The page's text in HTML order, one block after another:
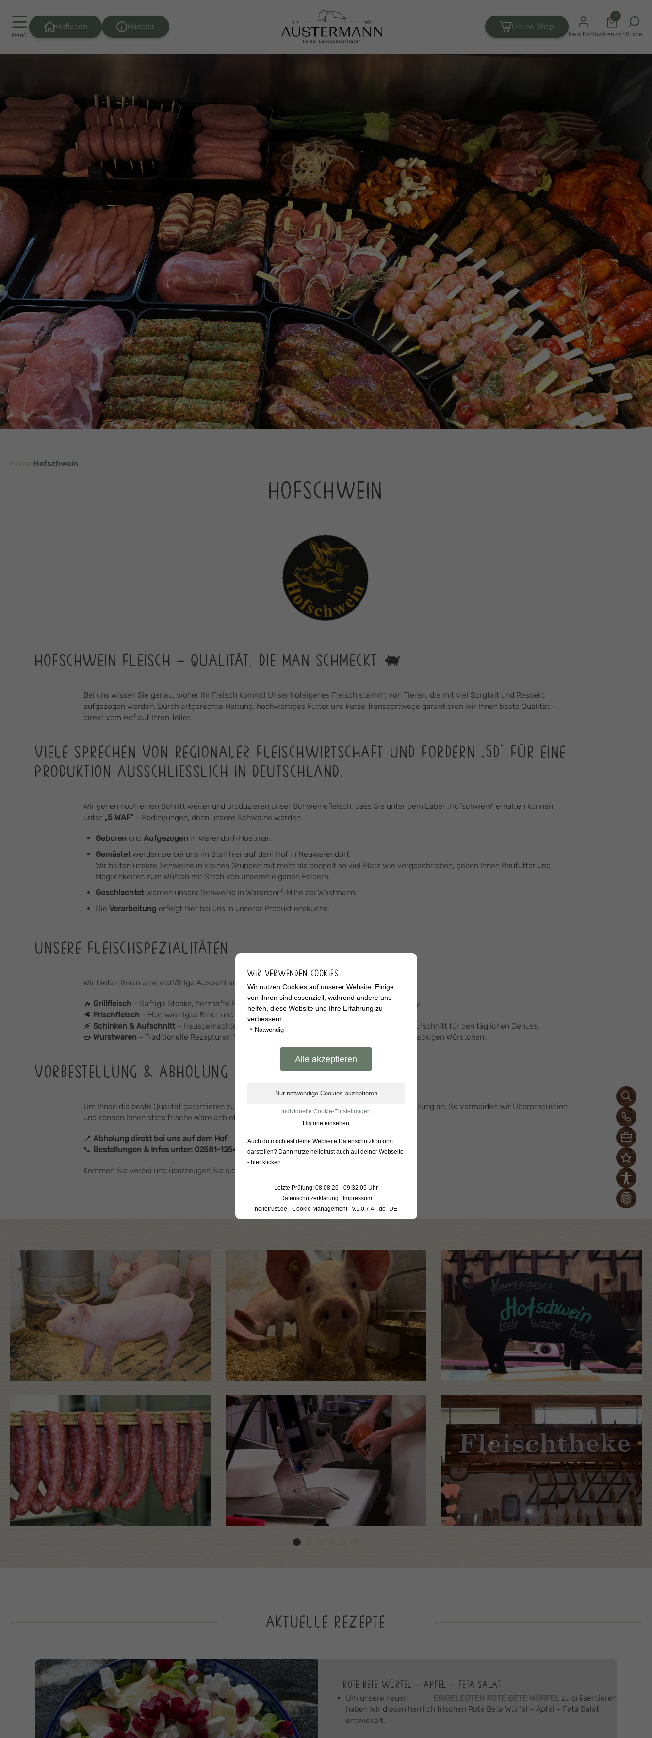
Hofladen Händler Online Shop
Mein Konto
0
WarenkorbSuche
Hofschwein
HOFSCHWEIN
HOFSCHWEIN FLEISCH – QUALITÄT, DIE MAN SCHMECKT 🐖
Bei uns wissen Sie genau, woher Ihr Fleisch kommt! Unser hofeigenes Fleisch stammt von Tieren, die mit viel Sorgfalt und Respekt
aufgezogen werden. Durch artgerechte Haltung, hochwertiges Futter und kurze Transportwege garantieren wir Ihnen beste Qualität –
direkt vom Hof auf Ihren Teller.
VIELE SPRECHEN VON REGIONALER FLEISCHWIRTSCHAFT UND FORDERN „5D“ FÜR EINE
PRODUKTION AUSSCHLIESSLICH IN DEUTSCHLAND.
Wir gehen noch einen Schritt weiter und produzieren unser Schweinefleisch, dass Sie unter dem Label „Hofschwein“ erhalten können,
unter „5 WAF“ – Bedingungen, denn unsere Schweine werden
Geboren und Aufgezogen in Warendorf-Hoetmar.
Gemästetwerden sie bei uns im Stall hier auf dem Hof in Neuwarendorf.
Wir halten unsere Schweine in kleinen Gruppen mit mehr als doppelt so viel Platz wie vorgeschrieben, geben Ihnen Raufutter und
Möglichkeiten zum Wühlen mit Stroh von unseren eigenen Feldern.
Geschlachtetwerden unsere Schweine in Warendorf-Milte bei Wöstmann.
Die Verarbeitung erfolgt hier bei uns in unserer Produktionsküche.
UNSERE FLEISCHSPEZIALITÄTEN
Wir bieten Ihnen eine vielfältige Auswahl an hofeigenen Fleisch- und Wurstwaren:
🔥 Grillfleisch – Saftige Steaks, herzhafte Bratwürste und zarte Filets für die perfekte Grillparty.
🥩 Frischfleisch – Hochwertiges Rind- und Schweinefleisch für Ihre Lieblingsgerichte.
🍖 Schinken & Aufschnitt– Hausgemachter Schinken, geräucherte Spezialitäten und feiner Aufschnitt für den täglichen Genuss.
🌭 Wurstwaren – Traditionelle Rezepturen für herzhaften Genuss – von Mettwurst bis hin zu knackigen Würstchen.
VORBESTELLUNG & ABHOLUNG
Um Ihnen die beste Qualität garantieren zu können, bieten wir unser Fleisch auch auf Vorbestellung an. So vermeiden wir Überproduktion
und können Ihnen stets frische Ware anbieten.
📍 Abholung direkt bei uns auf dem Hof
📞 Bestellungen & Infos unter: 02581-1254
Kommen Sie vorbei und überzeugen Sie sich selbst – wir freuen uns auf Ihren Besuch! 😊
AKTUELLE REZEPTE
ROTE BETE WÜRFEL – APFEL – FETA SALAT
Um unsere neuen EINGELEGTEN ROTE BETE WÜRFEL zu präsentieren
haben wir diesen herrlich frischen Rote Bete Würfel – Apfel – Feta Salat
entwickelt.
WIR VERWENDEN COOKIES
Wir nutzen Cookies auf unserer Website. Einige
von ihnen sind essenziell, während andere uns
helfen, diese Website und Ihre Erfahrung zu
verbessern.
• Notwendig
Individuelle Cookie-Einstellungen
Historie einsehen
Auch du möchtest deine Webseite Datenschutzkonform
darstellen? Dann nutze hellotrust auch auf deiner Webseite
- hier klicken.
Letzte Prüfung: 08.08.26 - 09:32:05 Uhr
Datenschutzerklärung
Impressum
hellotrust.de - Cookie Management - v.1.0.7.4 - de_DE